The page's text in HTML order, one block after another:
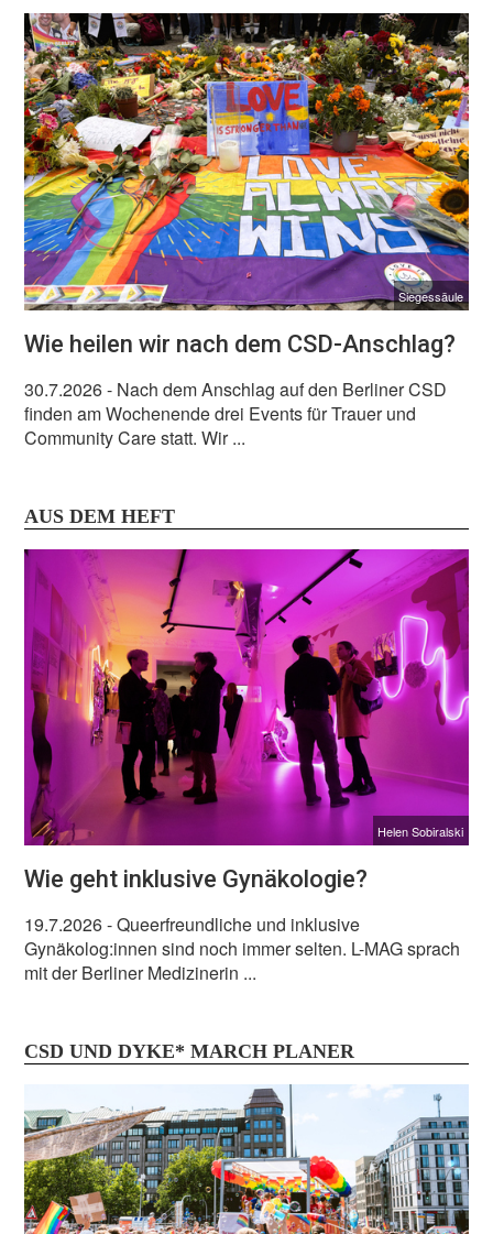
Siegessäule
Wie heilen wir nach dem CSD-Anschlag?
30.7.2026- Nach dem Anschlag auf den Berliner CSD
finden am Wochenende drei Events für Trauer und
Community Care statt. Wir ...
AUS DEM HEFT
Helen Sobiralski
Wie geht inklusive Gynäkologie?
19.7.2026- Queerfreundliche und inklusive
Gynäkolog:innen sind noch immer selten. L-MAG sprach
mit der Berliner Medizinerin ...
CSD UND DYKE* MARCH PLANER